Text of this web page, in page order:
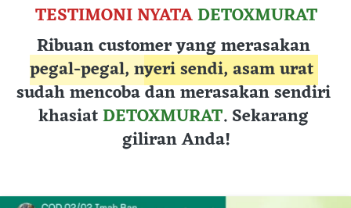
TESTIMONI NYATA DETOXMURAT
Ribuan customer yang merasakan
pegal-pegal,n yeri sendi, asam urat
sudah mencoba dan merasakan sendiri
khasiat DETOXMURAT. Sekarang
giliran Anda!